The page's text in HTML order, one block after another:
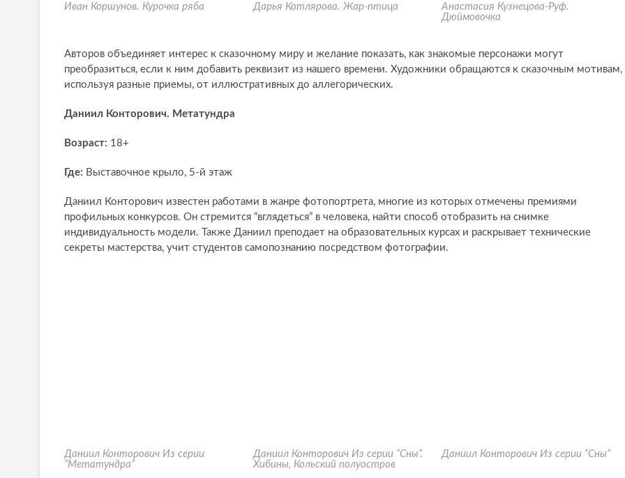
Иван Коршунов. Курочка ряба Дарья Котлярова. Жар-птица
Анастасия Кузнецова-Руф.
Дюймовочка
Авторов объединяет интерес к сказочному миру и желание показать, как знакомые персонажи могут
преобразиться, если к ним добавить реквизит из нашего времени. Художники обращаются к сказочным мотивам,
используя разные приемы, от иллюстративных до аллегорических.
Даниил Конторович. Метатундра
Возраст: 18+
Где: Выставочное крыло, 5-й этаж
Даниил Конторович известен работами в жанре фотопортрета, многие из которых отмечены премиями
профильных конкурсов. Он стремится “вглядеться” в человека, найти способ отобразить на снимке
индивидуальность модели. Также Даниил преподает на образовательных курсах и раскрывает технические
секреты мастерства, учит студентов самопознанию посредством фотографии.
Даниил Конторович Из серии
“Метатундра”
Даниил Конторович Из серии “Сны”.
Хибины, Кольский полуостров
Даниил Конторович Из серии “Сны”